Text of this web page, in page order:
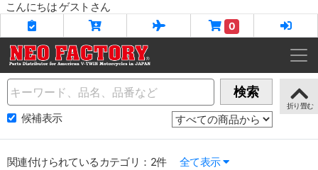
こんにちは ゲストさん
0
Name 検索
候補表示
関連付けられているカテゴリ：2件
全て表示